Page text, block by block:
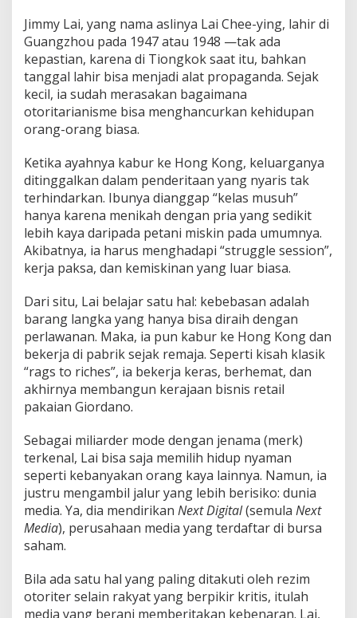
Jimmy Lai, yang nama aslinya Lai Chee-ying, lahir di
Guangzhou pada 1947 atau 1948 —tak ada
kepastian, karena di Tiongkok saat itu, bahkan
tanggal lahir bisa menjadi alat propaganda. Sejak
kecil, ia sudah merasakan bagaimana
otoritarianisme bisa menghancurkan kehidupan
orang-orang biasa.
Ketika ayahnya kabur ke Hong Kong, keluarganya
ditinggalkan dalam penderitaan yang nyaris tak
terhindarkan. Ibunya dianggap “kelas musuh”
hanya karena menikah dengan pria yang sedikit
lebih kaya daripada petani miskin pada umumnya.
Akibatnya, ia harus menghadapi “struggle session”,
kerja paksa, dan kemiskinan yang luar biasa.
Dari situ, Lai belajar satu hal: kebebasan adalah
barang langka yang hanya bisa diraih dengan
perlawanan. Maka, ia pun kabur ke Hong Kong dan
bekerja di pabrik sejak remaja. Seperti kisah klasik
“rags to riches”, ia bekerja keras, berhemat, dan
akhirnya membangun kerajaan bisnis retail
pakaian Giordano.
Sebagai miliarder mode dengan jenama (merk)
terkenal, Lai bisa saja memilih hidup nyaman
seperti kebanyakan orang kaya lainnya. Namun, ia
justru mengambil jalur yang lebih berisiko: dunia
media. Ya, dia mendirikan Next Digital(semula Next
Media), perusahaan media yang terdaftar di bursa
saham.
Bila ada satu hal yang paling ditakuti oleh rezim
otoriter selain rakyat yang berpikir kritis, itulah
media yang berani memberitakan kebenaran. Lai,